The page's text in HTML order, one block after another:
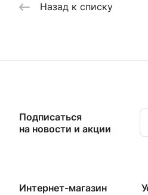
Назад к списку
Подписаться
на новости и акции
Интернет-магазин